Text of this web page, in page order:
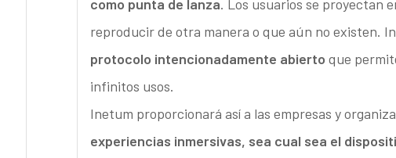
como punta de lanza. Los usuarios se proyectan
reproducir de otra manera o que aún no existen.
protocolo intencionadamente abierto que
infinitos usos.
Inetum proporcionará así a las empresas y
experiencias inmersivas, sea cual sea el